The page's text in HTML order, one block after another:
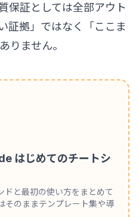
保証としては全部アウト
証拠」ではなく「ここま
りません。
はじめてのチートシ
ドと最初の使い方をまとめて
そのままテンプレート集や導